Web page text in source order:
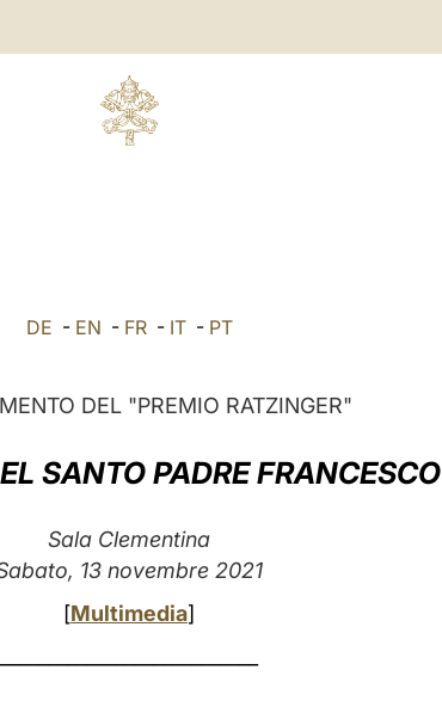
DE - EN - FR- IT- PT
DEL "PREMIO RATZINGER"
SANTO PADRE FRANCESCO
Sala Clementina
13 novembre 2021
[Multimedia]